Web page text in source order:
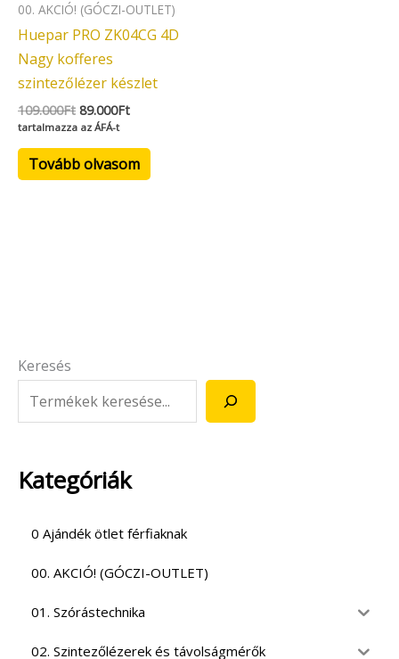
Keresés
Kategóriák
0 Ajándék ötlet férfiaknak
00. AKCIÓ! (GÓCZI-OUTLET)
01. Szórástechnika
02. Szintezőlézerek és távolságmérők
00. AKCIÓ! (GÓCZI-OUTLET)
Huepar PRO ZK04CG 4D
Nagy kofferes
szintezőlézer készlet
109.000Ft 89.000Ft
tartalmazza az ÁFÁ-t
Tovább olvasom